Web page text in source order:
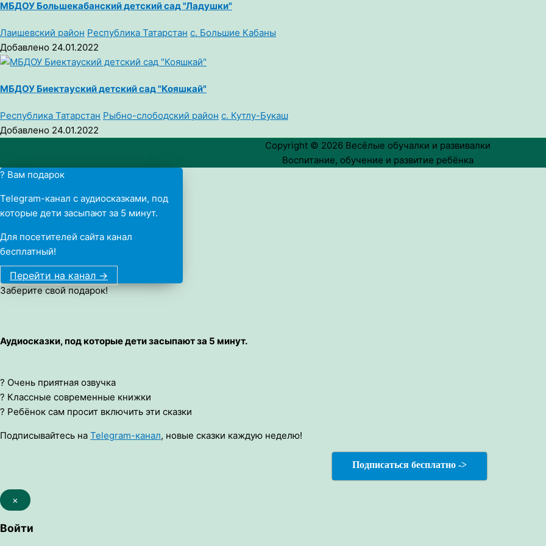
МБДОУ Большекабанский детский сад "Ладушки"
Лаишевский район Республика Татарстан с. Большие Кабаны
Добавлено 24.01.2022
МБДОУ Биектауский детский сад "Кояшкай"
Республика Татарстан Рыбно-слободский район с. Кутлу-Букаш
Добавлено 24.01.2022
Copyright © 2026 Весёлые обучалки и развивалки
Воспитание, обучение и развитие ребёнка
? Вам подарок
Telegram-канал с аудиосказками, под
которые дети засыпают за 5 минут.
Для посетителей сайта канал
бесплатный!
Перейти на канал ->
Заберите свой подарок!
Аудиосказки, под которые дети засыпают за 5 минут.
? Очень приятная озвучка
? Классные современные книжки
? Ребёнок сам просит включить эти сказки
Подписывайтесь на Telegram-канал, новые сказки каждую неделю!
Подписаться бесплатно ->
×
Войти